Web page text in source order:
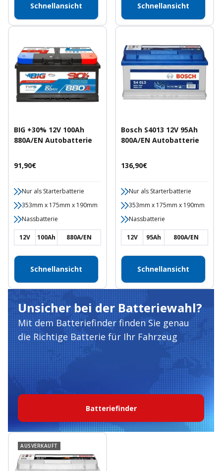
Schnellansicht Schnellansicht
BIG +30% 12V 100Ah
880A/EN Autobatterie
Angebotspreis
91,90€
Nur als Starterbatterie
353mm x 175mm x 190mm
Nassbatterie
12V 100Ah 880A/EN
Schnellansicht
Bosch S4013 12V 95Ah
800A/EN Autobatterie
Angebotspreis
136,90€
Nur als Starterbatterie
353mm x 175mm x 190mm
Nassbatterie
12V 95Ah 800A/EN
Schnellansicht
Unsicher bei der Batteriewahl?
Mit dem Batteriefinder finden Sie genau
die Richtige Batterie für Ihr Fahrzeug
Batteriefinder
AUSVERKAUFT